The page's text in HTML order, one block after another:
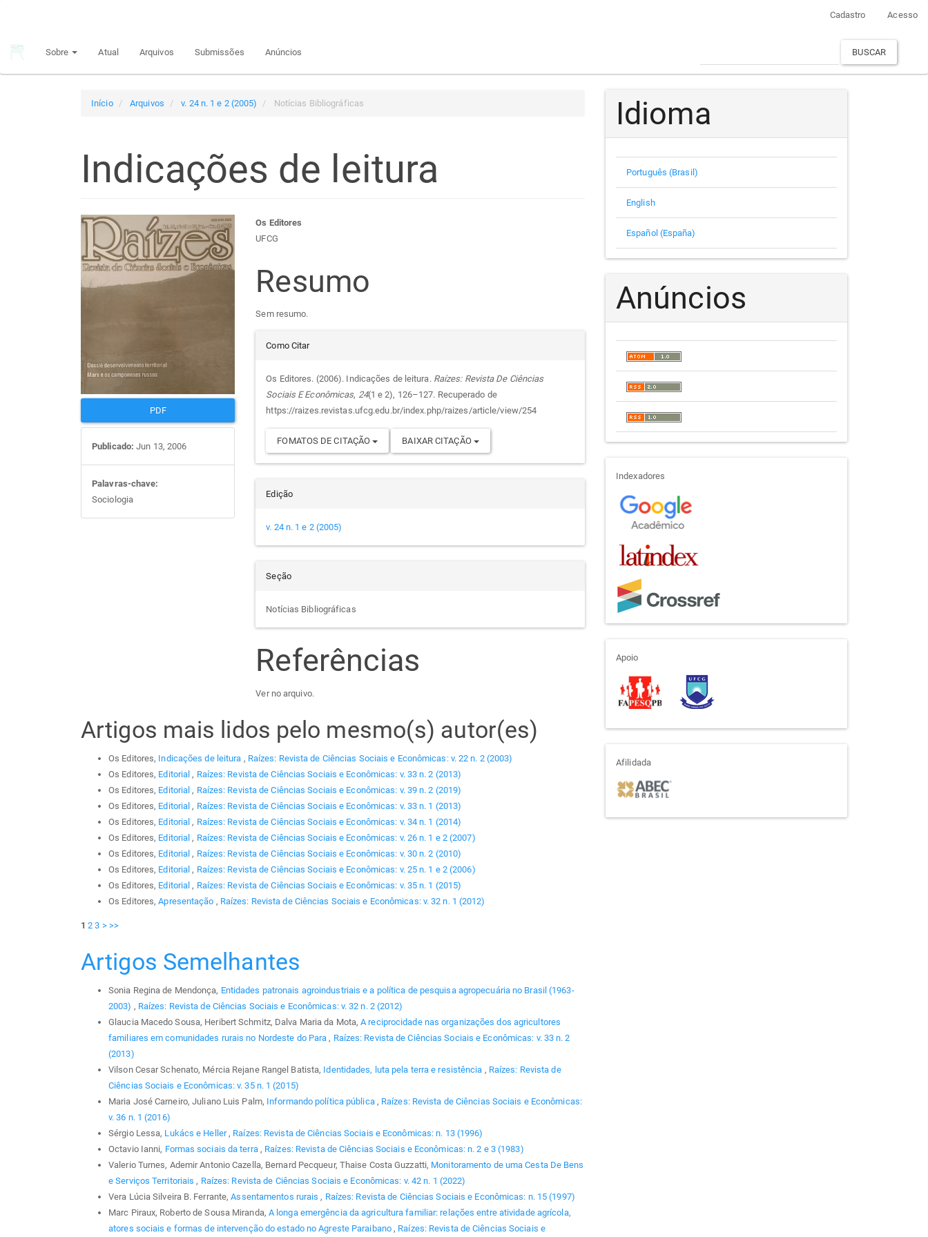
principal
Cadastro Acesso
Sobre Atual Arquivos Submissões Anúncios BUSCAR
Início Arquivos v. 24 n. 1 e 2 (2005) Notícias Bibliográficas
Indicações de leitura
Barra
lateral
de
PDF
Publicado: Jun 13, 2006
Palavras-chave:
Sociologia
Conteúdo
do
artigo
principal
Os Editores
UFCG
Resumo
Sem resumo.
Detalhes
do
artigo
Como Citar
Os Editores. (2006). Indicações de leitura. Raízes: Revista De Ciências
Sociais E Econômicas, 24(1 e 2), 126–127. Recuperado de
https://raizes.revistas.ufcg.edu.br/index.php/raizes/article/view/254
FOMATOS DE CITAÇÃO BAIXAR CITAÇÃO
Edição
v. 24 n. 1 e 2 (2005)
Seção
Notícias Bibliográficas
Referências
Ver no arquivo.
Artigos mais lidos pelo mesmo(s) autor(es)
Os Editores, Indicações de leitura , Raízes: Revista de Ciências Sociais e Econômicas: v. 22 n. 2 (2003)
Os Editores, Editorial, Raízes: Revista de Ciências Sociais e Econômicas: v. 33 n. 2 (2013)
Os Editores, Editorial, Raízes: Revista de Ciências Sociais e Econômicas: v. 39 n. 2 (2019)
Os Editores, Editorial, Raízes: Revista de Ciências Sociais e Econômicas: v. 33 n. 1 (2013)
Os Editores, Editorial, Raízes: Revista de Ciências Sociais e Econômicas: v. 34 n. 1 (2014)
Os Editores, Editorial, Raízes: Revista de Ciências Sociais e Econômicas: v. 26 n. 1 e 2 (2007)
Os Editores, Editorial, Raízes: Revista de Ciências Sociais e Econômicas: v. 30 n. 2 (2010)
Os Editores, Editorial, Raízes: Revista de Ciências Sociais e Econômicas: v. 25 n. 1 e 2 (2006)
Os Editores, Editorial, Raízes: Revista de Ciências Sociais e Econômicas: v. 35 n. 1 (2015)
Os Editores,Apresentação , Raízes: Revista de Ciências Sociais e Econômicas: v. 32 n. 1 (2012)
1 2 3 > >>
Artigos Semelhantes
Sonia Regina de Mendonça, Entidades patronais agroindustriais e a política de pesquisa agropecuária no Brasil (1963-
2003) , Raízes: Revista de Ciências Sociais e Econômicas: v. 32 n. 2 (2012)
Glaucia Macedo Sousa, Heribert Schmitz, Dalva Maria da Mota,A reciprocidade nas organizações dos agricultores
familiares em comunidades rurais no Nordeste do Para, Raízes: Revista de Ciências Sociais e Econômicas: v. 33 n. 2
(2013)
Vilson Cesar Schenato, Mércia Rejane Rangel Batista, Identidades, luta pela terra e resistência , Raízes: Revista de
Ciências Sociais e Econômicas: v. 35 n. 1 (2015)
Maria José Carneiro, Juliano Luis Palm, Informando política pública , Raízes: Revista de Ciências Sociais e Econômicas:
v. 36 n. 1 (2016)
Sérgio Lessa, Lukács e Heller, Raízes: Revista de Ciências Sociais e Econômicas: n. 13 (1996)
Octavio Ianni, Formas sociais da terra , Raízes: Revista de Ciências Sociais e Econômicas: n. 2 e 3 (1983)
Valerio Turnes, Ademir Antonio Cazella, Bernard Pecqueur, Thaise Costa Guzzatti, Monitoramento de uma Cesta De Bens
e Serviços Territoriais, Raízes: Revista de Ciências Sociais e Econômicas: v. 42 n. 1 (2022)
Vera Lúcia Silveira B. Ferrante,Assentamentos rurais, Raízes: Revista de Ciências Sociais e Econômicas: n. 15 (1997)
Marc Piraux, Roberto de Sousa Miranda, A longa emergência da agricultura familiar: relações entre atividade agrícola,
atores sociais e formas de intervenção do estado no Agreste Paraibano, Raízes: Revista de Ciências Sociais e
Idioma
Português (Brasil)
English
Español (España)
Anúncios
indexadores
Indexadores
apoio
Apoio
afiliada
Afilidada